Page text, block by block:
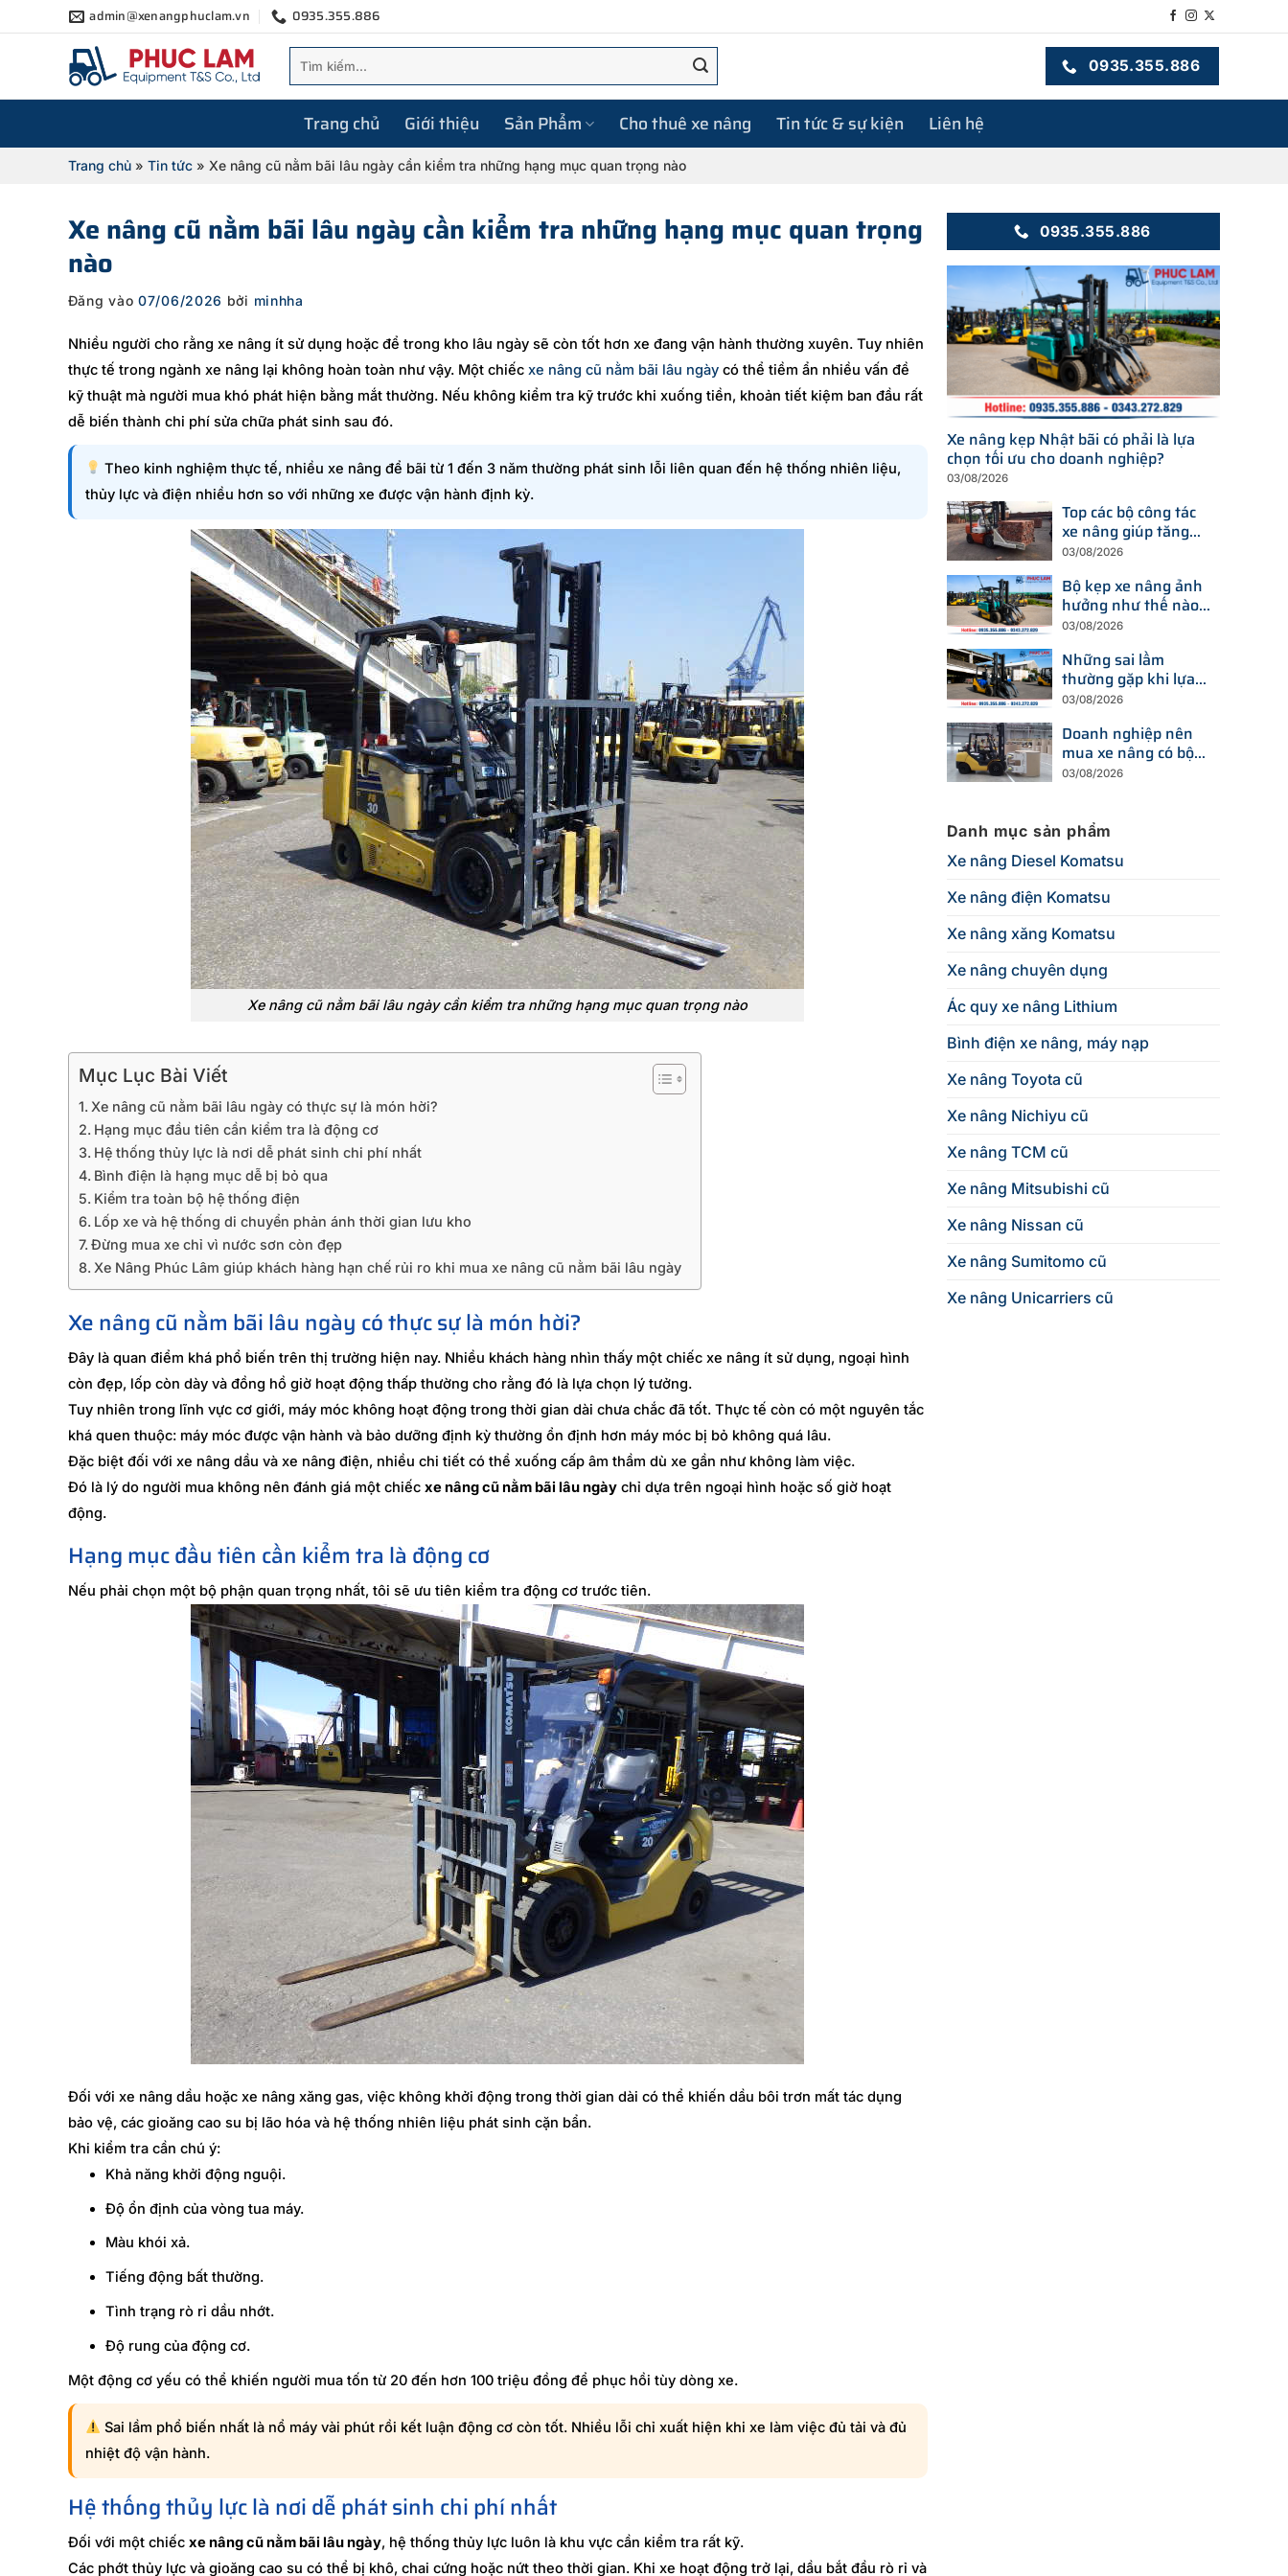
qua
admin@xenangphuclam.vn 0935.355.886
kiếm:
0935.355.886
Trang chủ Giới thiệu Sản Phẩm Cho thuê xe nâng Tin tức & sự kiện Liên hệ
Trang chủ» Tin tức» Xe nâng cũ nằm bãi lâu ngày cần kiểm tra những hạng mục quan trọng nào
Xe nâng cũ nằm bãi lâu ngày cần kiểm tra những hạng mục quan trọng
nào
Đăng vào07/06/2026 bởi minhha
Nhiều người cho rằng xe nâng ít sử dụng hoặc để trong kho lâu ngày sẽ còn tốt hơn xe đang vận hành thường xuyên. Tuy nhiên
thực tế trong ngành xe nâng lại không hoàn toàn như vậy. Một chiếc xe nâng cũ nằm bãi lâu ngàycó thể tiềm ẩn nhiều vấn đề
kỹ thuật mà người mua khó phát hiện bằng mắt thường. Nếu không kiểm tra kỹ trước khi xuống tiền, khoản tiết kiệm ban đầu rất
dễ biến thành chi phí sửa chữa phát sinh sau đó.
Theo kinh nghiệm thực tế, nhiều xe nâng để bãi từ 1 đến 3 năm thường phát sinh lỗi liên quan đến hệ thống nhiên liệu,
thủy lực và điện nhiều hơn so với những xe được vận hành định kỳ.
Xe nâng cũ nằm bãi lâu ngày cần kiểm tra những hạng mục quan trọng nào
Mục Lục Bài Viết
Xe nâng cũ nằm bãi lâu ngày có thực sự là món hời?
Hạng mục đầu tiên cần kiểm tra là động cơ
Hệ thống thủy lực là nơi dễ phát sinh chi phí nhất
Bình điện là hạng mục dễ bị bỏ qua
Kiểm tra toàn bộ hệ thống điện
Lốp xe và hệ thống di chuyển phản ánh thời gian lưu kho
Đừng mua xe chỉ vì nước sơn còn đẹp
Xe Nâng Phúc Lâm giúp khách hàng hạn chế rủi ro khi mua xe nâng cũ nằm bãi lâu ngày
Xe nâng cũ nằm bãi lâu ngày có thực sự là món hời?
Đây là quan điểm khá phổ biến trên thị trường hiện nay. Nhiều khách hàng nhìn thấy một chiếc xe nâng ít sử dụng, ngoại hình
còn đẹp, lốp còn dày và đồng hồ giờ hoạt động thấp thường cho rằng đó là lựa chọn lý tưởng.
Tuy nhiên trong lĩnh vực cơ giới, máy móc không hoạt động trong thời gian dài chưa chắc đã tốt. Thực tế còn có một nguyên tắc
khá quen thuộc: máy móc được vận hành và bảo dưỡng định kỳ thường ổn định hơn máy móc bị bỏ không quá lâu.
Đặc biệt đối với xe nâng dầu và xe nâng điện, nhiều chi tiết có thể xuống cấp âm thầm dù xe gần như không làm việc.
Đó là lý do người mua không nên đánh giá một chiếc xe nâng cũ nằm bãi lâu ngàychỉ dựa trên ngoại hình hoặc số giờ hoạt
động.
Hạng mục đầu tiên cần kiểm tra là động cơ
Nếu phải chọn một bộ phận quan trọng nhất, tôi sẽ ưu tiên kiểm tra động cơ trước tiên.
Đối với xe nâng dầu hoặc xe nâng xăng gas, việc không khởi động trong thời gian dài có thể khiến dầu bôi trơn mất tác dụng
bảo vệ, các gioăng cao su bị lão hóa và hệ thống nhiên liệu phát sinh cặn bẩn.
Khi kiểm tra cần chú ý:
Khả năng khởi động nguội.
Độ ổn định của vòng tua máy.
Màu khói xả.
Tiếng động bất thường.
Tình trạng rò rỉ dầu nhớt.
Độ rung của động cơ.
Một động cơ yếu có thể khiến người mua tốn từ 20 đến hơn 100 triệu đồng để phục hồi tùy dòng xe.
Sai lầm phổ biến nhất là nổ máy vài phút rồi kết luận động cơ còn tốt. Nhiều lỗi chỉ xuất hiện khi xe làm việc đủ tải và đủ
nhiệt độ vận hành.
Hệ thống thủy lực là nơi dễ phát sinh chi phí nhất
Đối với một chiếc xe nâng cũ nằm bãi lâu ngày, hệ thống thủy lực luôn là khu vực cần kiểm tra rất kỹ.
Các phớt thủy lực và gioăng cao su có thể bị khô, chai cứng hoặc nứt theo thời gian. Khi xe hoạt động trở lại, dầu bắt đầu rò rỉ và
0935.355.886
Xe nâng kẹp Nhật bãi có phải là lựa
chọn tối ưu cho doanh nghiệp?
03/08/2026
Top các bộ công tác
xe nâng giúp tăng
năng suất bốc xếp
03/08/2026
Bộ kẹp xe nâng ảnh
hưởng như thế nào
đến khả năng nâng
03/08/2026
Những sai lầm
thường gặp khi lựa
chọn bộ kẹp xe nâng
03/08/2026
Doanh nghiệp nên
mua xe nâng có bộ
kẹp gắn sẵn hay lắp
03/08/2026
Danh mục sản phẩm
Xe nâng Diesel Komatsu
Xe nâng điện Komatsu
Xe nâng xăng Komatsu
Xe nâng chuyên dụng
Ác quy xe nâng Lithium
Bình điện xe nâng, máy nạp
Xe nâng Toyota cũ
Xe nâng Nichiyu cũ
Xe nâng TCM cũ
Xe nâng Mitsubishi cũ
Xe nâng Nissan cũ
Xe nâng Sumitomo cũ
Xe nâng Unicarriers cũ